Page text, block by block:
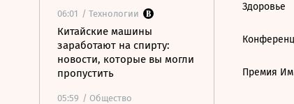
06:01 / Технологии
Китайские машины
заработают на спирту:
новости, которые вы могли
пропустить
05:59 / Общество
Здоровье
Премия